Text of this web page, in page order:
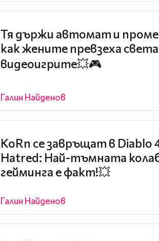
Тя държи автомат и
как жените превзеха
видеоигрите💥🎮
Галин Найденов
KoRn се завръщат в Diablo
Hatred: Най-тъмната
гейминга е факт!💥
Галин Найденов